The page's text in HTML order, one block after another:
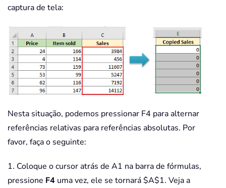
captura de tela:
Nesta situação, podemos pressionar F4 para alternar
referências relativas para referências absolutas. Por
favor, faça o seguinte:
1. Coloque o cursor atrás de A1 na barra de fórmulas,
pressione F4 uma vez, ele se tornará $A$1. Veja a